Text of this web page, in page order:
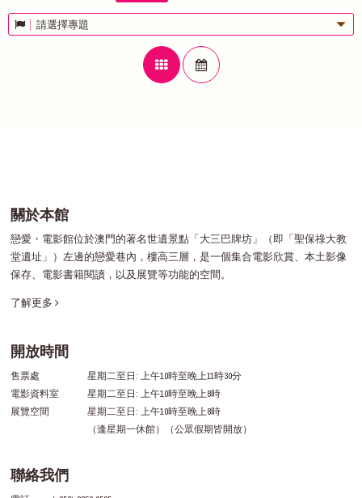
請選擇專題
關於本館
戀愛・電影館位於澳門的著名世遺景點「大三巴牌坊」（即「聖保祿大教
堂遺址」）左邊的戀愛巷內，樓高三層，是一個集合電影欣賞、本土影像
保存、電影書籍閱讀，以及展覽等功能的空間。
了解更多
開放時間
售票處
星期二至日: 上午10時至晚上11時30分
電影資料室
星期二至日: 上午10時至晚上8時
展覽空間
星期二至日: 上午10時至晚上8時
（逢星期一休館）（公眾假期皆開放）
聯絡我們